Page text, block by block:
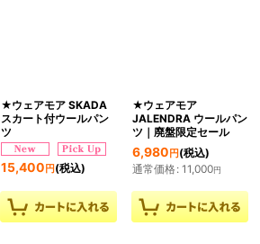
★ウェアモア SKADA
スカート付ウールパン
ツ
15,400 円(税込)
★ウェアモア
JALENDRA ウールパン
ツ｜廃盤限定セール
6,980 円(税込)
通常価格: 11,000円